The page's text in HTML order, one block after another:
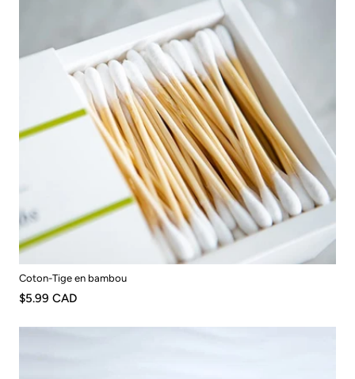
Coton-Tige en bambou
$5.99 CAD